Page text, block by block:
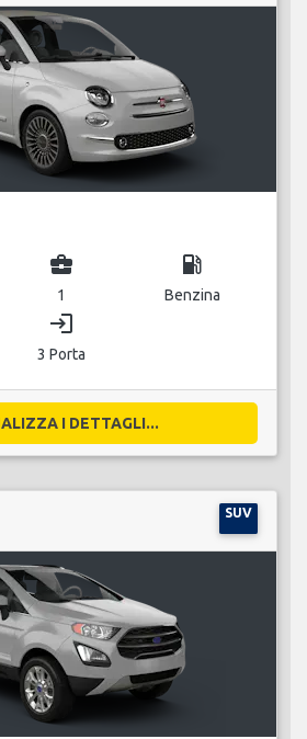
business_center
1
local_gas_station
Benzina
login
3 Porta
I DETTAGLI...
SUV